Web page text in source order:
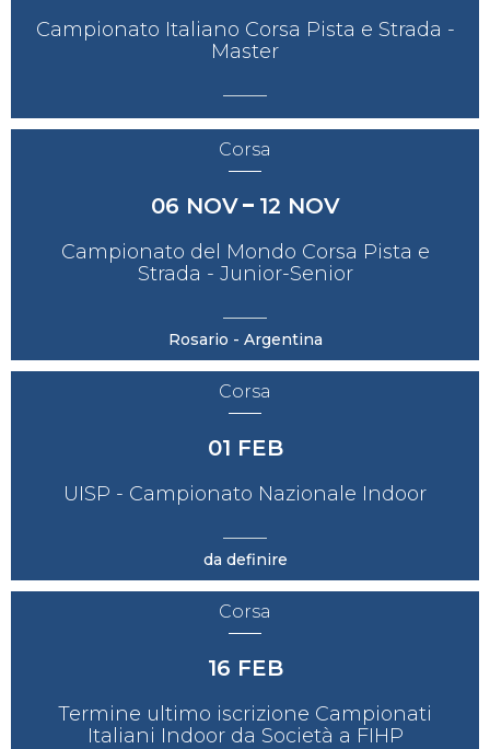
Campionato Italiano Corsa Pista e Strada -
Master
Corsa
06 NOV 12 NOV
Campionato del Mondo Corsa Pista e
Strada - Junior-Senior
Rosario - Argentina
Corsa
01 FEB
UISP - Campionato Nazionale Indoor
da definire
Corsa
16 FEB
Termine ultimo iscrizione Campionati
Italiani Indoor da Società a FIHP